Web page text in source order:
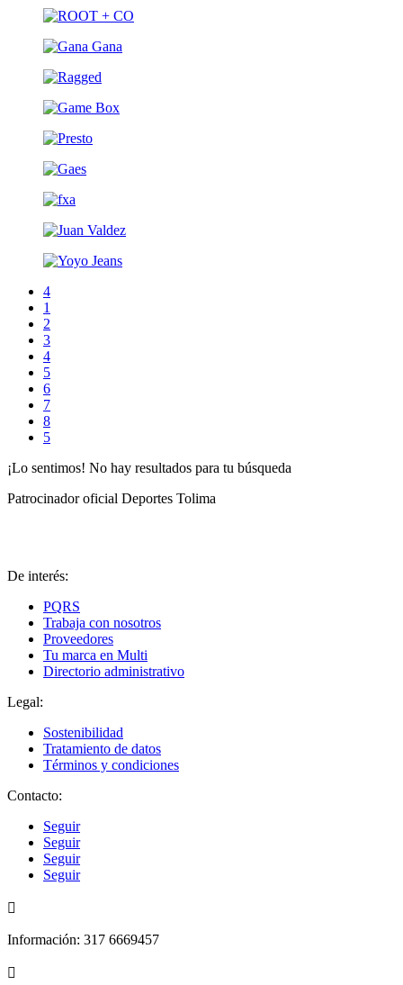
4
1
2
3
4
5
6
7
8
5
¡Lo sentimos! No hay resultados para tu búsqueda
Patrocinador oficial Deportes Tolima
De interés:
PQRS
Trabaja con nosotros
Proveedores
Tu marca en Multi
Directorio administrativo
Legal:
Sostenibilidad
Tratamiento de datos
Términos y condiciones
Contacto:
Seguir
Seguir
Seguir
Seguir

Información: 317 6669457
